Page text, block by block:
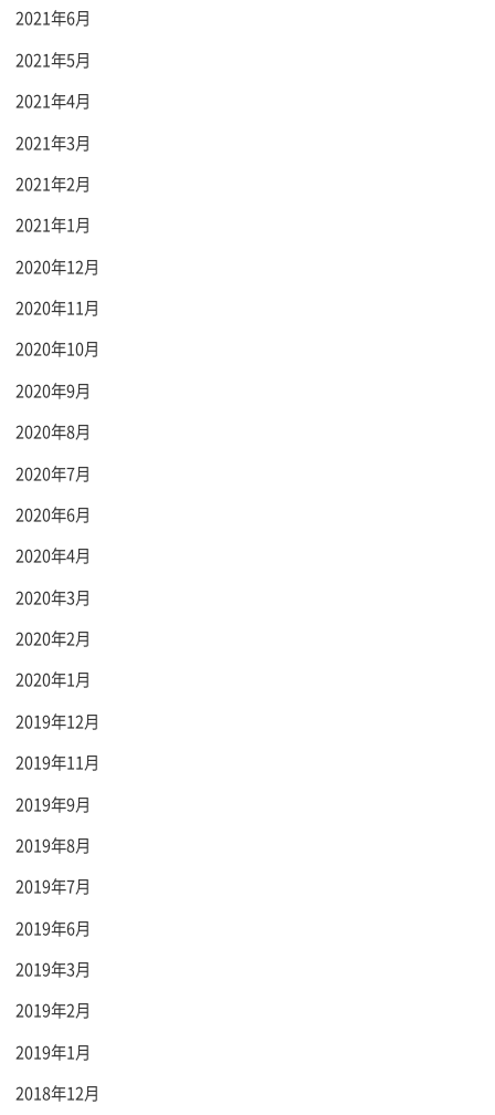
2021年6月
2021年5月
2021年4月
2021年3月
2021年2月
2021年1月
2020年12月
2020年11月
2020年10月
2020年9月
2020年8月
2020年7月
2020年6月
2020年4月
2020年3月
2020年2月
2020年1月
2019年12月
2019年11月
2019年9月
2019年8月
2019年7月
2019年6月
2019年3月
2019年2月
2019年1月
2018年12月